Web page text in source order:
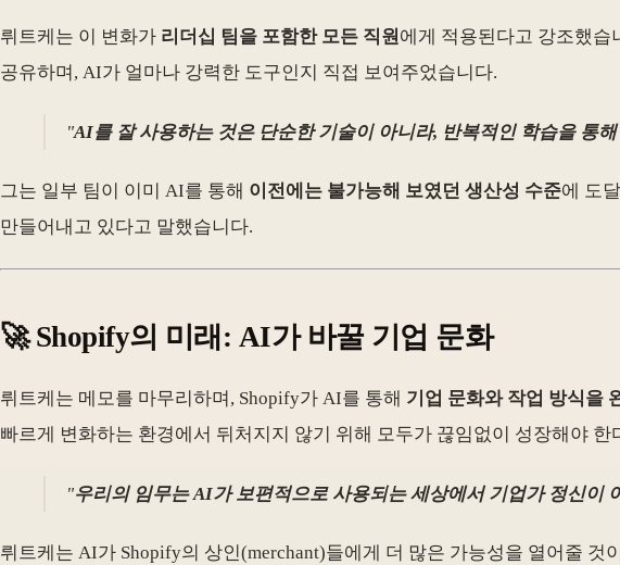
뤼트케는 이 변화가 리더십 팀을 포함한 모든 직원에게 적용된다고 강조했습
공유하며, AI가 얼마나 강력한 도구인지 직접 보여주었습니다.
"AI를 잘 사용하는 것은 단순한 기술이 아니라, 반복적인 학습을 통
그는 일부 팀이 이미 AI를 통해 이전에는 불가능해 보였던 생산성 수준에 도
만들어내고 있다고 말했습니다.
🚀 Shopify의 미래: AI가 바꿀 기업 문화
뤼트케는 메모를 마무리하며, Shopify가 AI를 통해 기업 문화와 작업 방식을
빠르게 변화하는 환경에서 뒤처지지 않기 위해 모두가 끊임없이 성장해야 한
"우리의 임무는 AI가 보편적으로 사용되는 세상에서 기업가 정신이
뤼트케는 AI가 Shopify의 상인(merchant)들에게 더 많은 가능성을 열어줄